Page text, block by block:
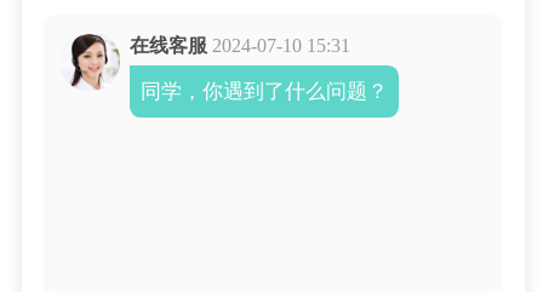
在线客服 2024-07-10 15:31
同学，你遇到了什么问题？